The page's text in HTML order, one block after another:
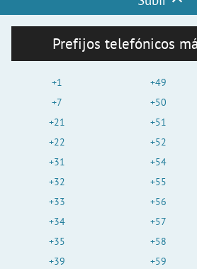
Prefijos telefónicos
+1
+7
+21
+22
+31
+32
+33
+34
+35
+39
+49
+50
+51
+52
+54
+55
+56
+57
+58
+59